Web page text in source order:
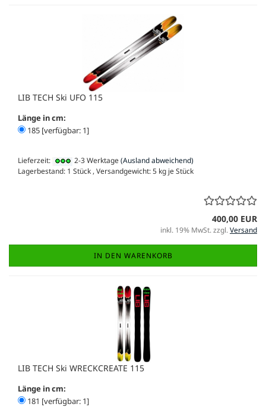
LIB TECH Ski UFO 115
Länge in cm:
185 [verfügbar: 1]
Lieferzeit: 2-3 Werktage(Ausland abweichend)
Lagerbestand: 1 Stück , Versandgewicht:5 kg je Stück
400,00 EUR
inkl. 19% MwSt. zzgl.Versand
IN DEN WARENKORB
LIB TECH Ski WRECKCREATE 115
Länge in cm:
181 [verfügbar: 1]